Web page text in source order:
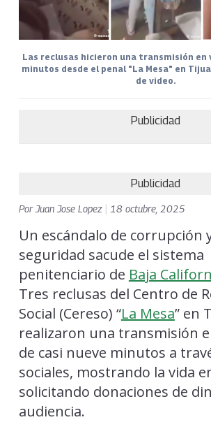
Las reclusas hicieron una transmisión en
minutos desde el penal "La Mesa" en
de video.
Publicidad
Publicidad
Por Juan Jose Lopez 18 octubre, 2025
Un escándalo de corrupción
seguridad sacude el sistema
penitenciario de Baja
Tres reclusas del Centro de
Social (Cereso) “La Mesa” en
realizaron una transmisión
de casi nueve minutos a
sociales, mostrando la vida
solicitando donaciones de
audiencia.